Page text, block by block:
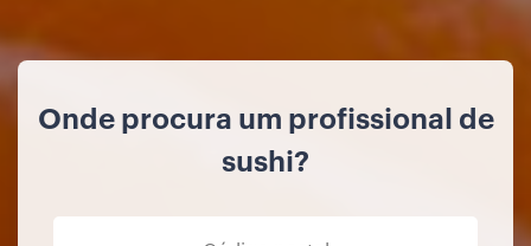
Onde procura um profissional de
sushi?